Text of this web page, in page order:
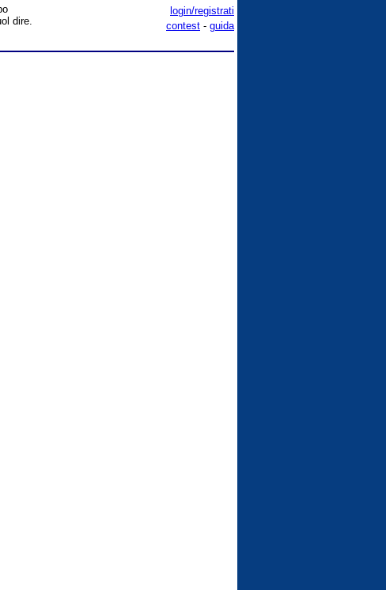
login/registrati
contest - guida
dire.